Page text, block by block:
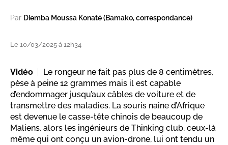
Par Diemba Moussa Konaté (Bamako, correspondance)
Le 10/03/2025 à 12h34
Vidéo
Le rongeur ne fait pas plus de 8 centimètres,
pèse à peine 12 grammes mais il est capable
d’endommager jusqu’aux câbles de voiture et de
transmettre des maladies. La souris naine d’Afrique
est devenue le casse-tête chinois de beaucoup de
Maliens, alors les ingénieurs de Thinking club, ceux-là
même qui ont conçu un avion-drone, lui ont tendu un